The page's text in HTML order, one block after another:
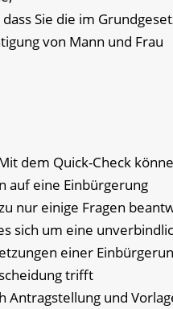
Sie die im
von Mann und Frau
dem Quick-Check
auf eine Einbürgerung
nur einige Fragen
sich um eine
einer
trifft
Antragstellung und